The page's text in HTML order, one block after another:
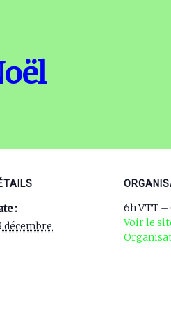
:
décembre
6h VTT –
Voir le